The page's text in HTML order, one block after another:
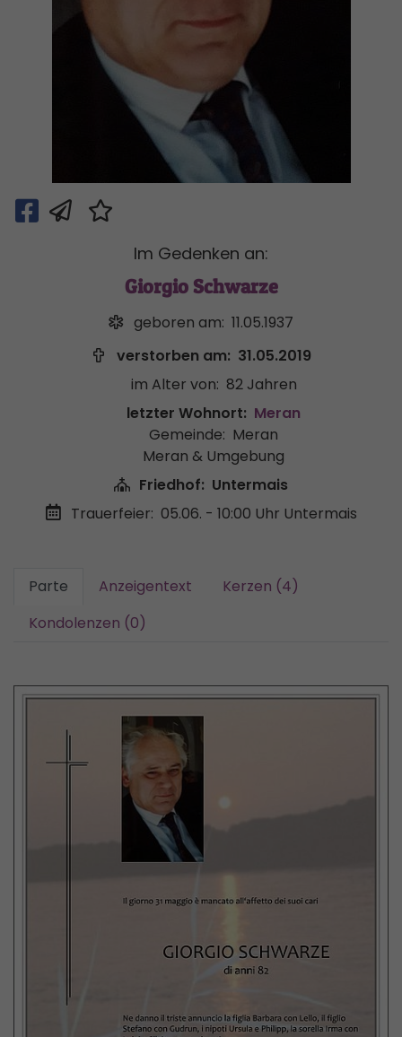
Im Gedenken an:
Giorgio Schwarze
geboren am: 11.05.1937
verstorben am: 31.05.2019
im Alter von: 82 Jahren
letzter Wohnort: Meran
Gemeinde: Meran
Meran & Umgebung
Friedhof: Untermais
Trauerfeier: 05.06. - 10:00 Uhr Untermais
Parte Anzeigentext
Kerzen (4)
Kondolenzen (0)